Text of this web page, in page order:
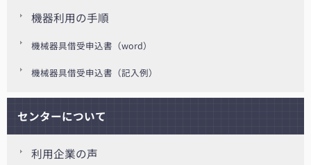
機器利用の手順
機械器具借受申込書（word）
機械器具借受申込書（記入例）
センターについて
利用企業の声